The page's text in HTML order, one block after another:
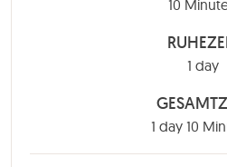
10
1day
day
1day
day 10